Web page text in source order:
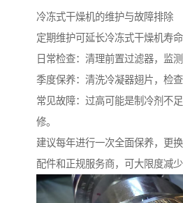
冷冻式干燥机的维护与故障排除
定期维护可延长冷冻式干燥机寿命
日常检查：清理前置过滤器，监测
季度保养：清洗冷凝器翅片，检查
常见故障：过高可能是制冷剂不
修。
建议每年进行一次全面保养，更
配件和正规服务商，可大限度减少